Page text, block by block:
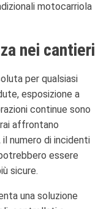
motocarriola
nei cantieri
per qualsiasi
esposizione a
continue sono
affrontano
numero di incidenti
essere
sicure.
una soluzione